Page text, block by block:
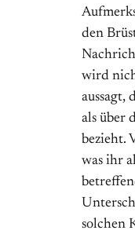
den
wird
aussagt,
als über
bezieht.
was ihr
solchen